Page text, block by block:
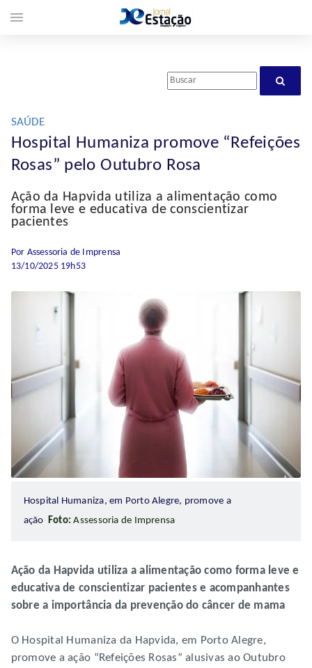
SAÚDE
Hospital Humaniza promove “Refeições
Rosas” pelo Outubro Rosa
Ação da Hapvida utiliza a alimentação como
forma leve e educativa de conscientizar
pacientes
Por Assessoria de Imprensa
13/10/2025 19h53
Hospital Humaniza, em Porto Alegre, promove a
ação Foto: Assessoria de Imprensa
Ação da Hapvida utiliza a alimentação como forma leve e
educativa de conscientizar pacientes e acompanhantes
sobre a importância da prevenção do câncer de mama
O Hospital Humaniza da Hapvida, em Porto Alegre,
promove a ação “Refeições Rosas” alusivas ao Outubro
menu